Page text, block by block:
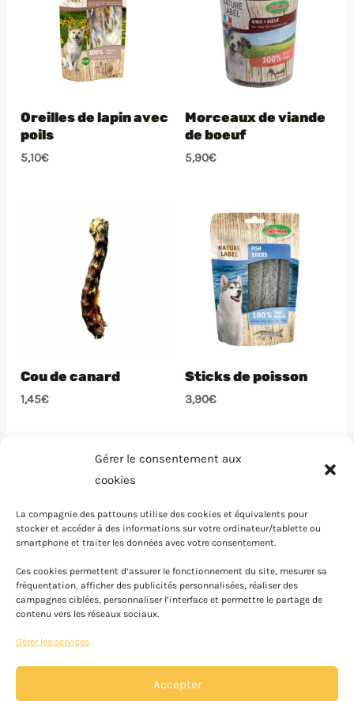
Gérer le consentement aux
cookies
La compagnie des pattouns utilise des cookies et équivalents pour
stocker et accéder à des informations sur votre ordinateur/tablette ou
smartphone et traiter les données avec votre consentement.
Ces cookies permettent d’assurer le fonctionnement du site, mesurer sa
fréquentation, afficher des publicités personnalisées, réaliser des
campagnes ciblées, personnaliser l’interface et permettre le partage de
contenu vers les réseaux sociaux.
Gérer les services
Accepter
Oreilles de lapin avec
poils
5,10€
Morceaux de viande
de boeuf
5,90€
Cou de canard
1,45€
Sticks de poisson
3,90€
Mentions légales